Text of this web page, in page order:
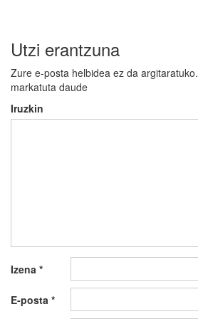
Utzi erantzuna
Zure e-posta helbidea ez da argitaratuko.
markatuta daude
Iruzkin
Izena *
E-posta *